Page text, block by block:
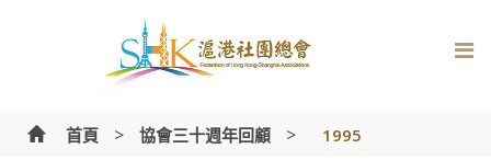
首頁 > 協會三十週年回顧 > 1995